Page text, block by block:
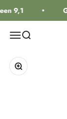
9,1
Navigatiemenu
Zoeken openen
In-/uitzoomen